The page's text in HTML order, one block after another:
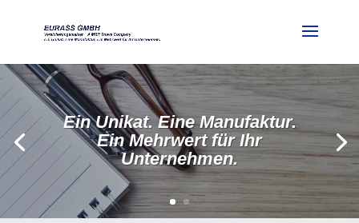
Ein Unikat. Eine Manufaktur.
Ein Mehrwert für Ihr
Unternehmen.